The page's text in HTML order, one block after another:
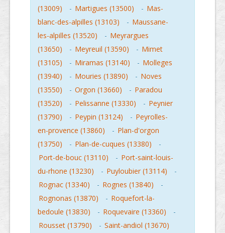
(13009)
- Martigues (13500) - Mas-
blanc-des-alpilles (13103)
- Maussane-
les-alpilles (13520)
- Meyrargues
(13650)
- Meyreuil (13590) - Mimet
(13105)
- Miramas (13140) - Molleges
(13940)
- Mouries (13890) - Noves
(13550)
- Orgon (13660) - Paradou
(13520)
- Pelissanne (13330) - Peynier
(13790)
- Peypin (13124) - Peyrolles-
en-provence (13860)
- Plan-d'orgon
(13750)
- Plan-de-cuques (13380)
-
Port-de-bouc (13110)
- Port-saint-louis-
du-rhone (13230)
- Puyloubier (13114)
-
Rognac (13340)
- Rognes (13840)
-
Rognonas (13870)
- Roquefort-la-
bedoule (13830)
- Roquevaire (13360)
-
Rousset (13790)
- Saint-andiol (13670)